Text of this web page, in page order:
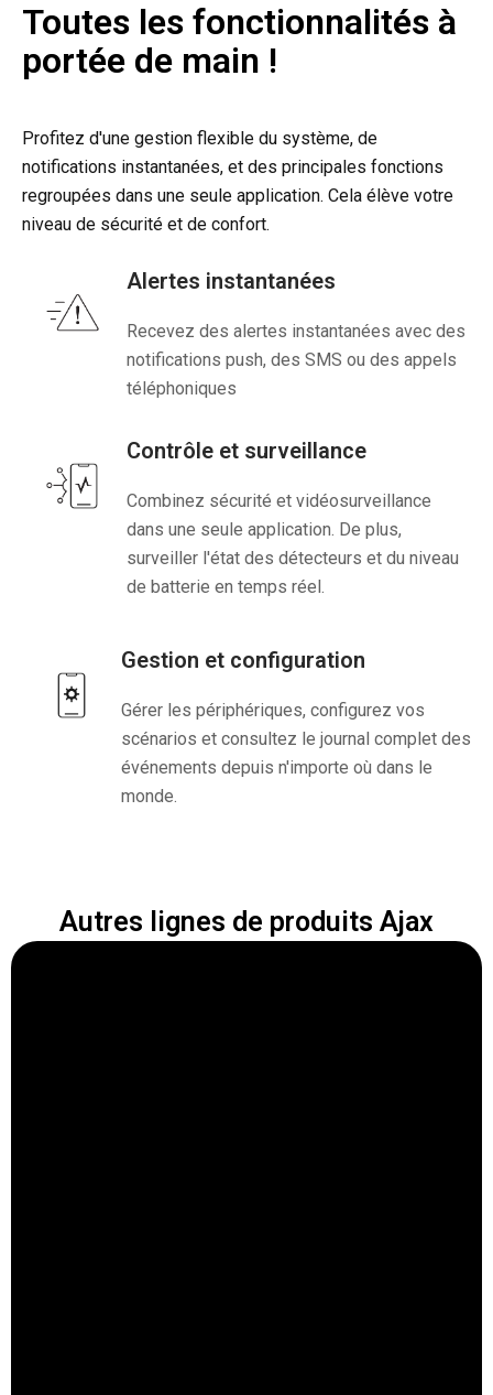
Toutes les fonctionnalités à
portée de main !
Profitez d'une gestion flexible du système, de
notifications instantanées, et des principales fonctions
regroupées dans une seule application. Cela élève votre
niveau de sécurité et de confort.
Alertes instantanées
Recevez des alertes instantanées avec des
notifications push, des SMS ou des appels
téléphoniques
Contrôle et surveillance
Combinez sécurité et vidéosurveillance
dans une seule application. De plus,
surveiller l'état des détecteurs et du niveau
de batterie en temps réel.
Gestion et configuration
Gérer les périphériques, configurez vos
scénarios et consultez le journal complet des
événements depuis n'importe où dans le
monde.
Autres lignes de produits Ajax